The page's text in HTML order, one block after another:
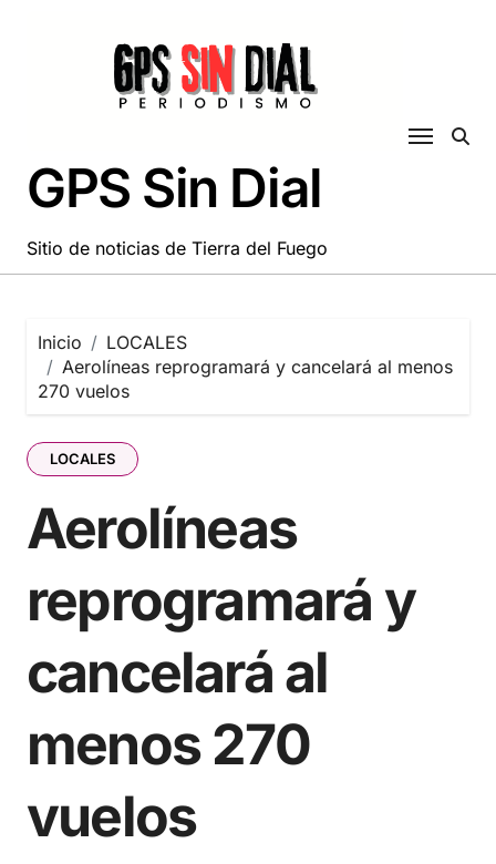
GPS Sin Dial
Sitio de noticias de Tierra del Fuego
Inicio
LOCALES
Aerolíneas reprogramará y cancelará al menos
270 vuelos
LOCALES
Aerolíneas
reprogramará y
cancelará al
menos 270
vuelos